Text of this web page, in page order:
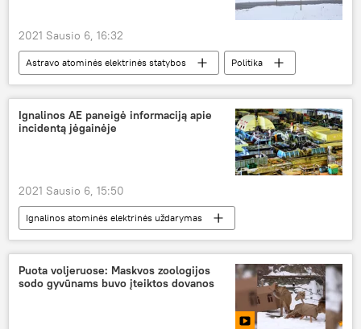
2021 Sausio 6, 16:32
Astravo atominės elektrinės statybos
Politika
Analitika
Baltarusija
Lietuva
Astravo AE
Ignalinos AE paneigė informaciją apie
incidentą jėgainėje
2021 Sausio 6, 15:50
Ignalinos atominės elektrinės uždarymas
Visuomenė
Ignalinos AE incidentas
Puota voljeruose: Maskvos zoologijos
sodo gyvūnams buvo įteiktos dovanos